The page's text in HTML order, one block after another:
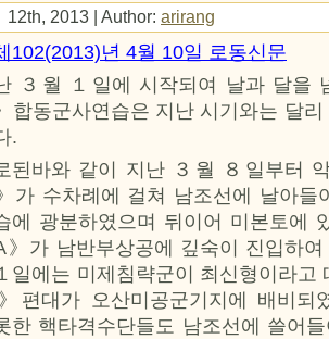
12th, 2013 | Author: arirang
102(2013)년 4월 10일 로동신문
３월 １일에 시작되여 날과 달을
합동군사연습은 지난 시기와는 달
.
된바와 같이 지난 ３월 ８일부터
가 수차례에 걸쳐 남조선에 날아들
에 광분하였으며 뒤이어 미본토에
》가 남반부상공에 깊숙이 진입하
일에는 미제침략군이 최신형이라고
편대가 오산미공군기지에 배비되
한 핵타격수단들도 남조선에 쓸어